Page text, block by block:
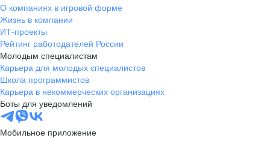
О компаниях в игровой форме
Жизнь в компании
ИТ-проекты
Рейтинг работодателей России
Молодым специалистам
Карьера для молодых специалистов
Школа программистов
Карьера в некоммерческих организациях
Боты для уведомлений
Мобильное приложение